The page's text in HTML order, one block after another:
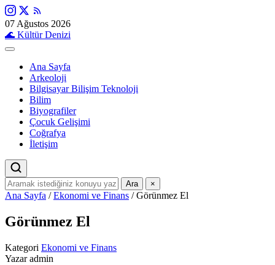
07 Ağustos 2026
🌊 Kültür Denizi
Ana Sayfa
Arkeoloji
Bilgisayar Bilişim Teknoloji
Bilim
Biyografiler
Çocuk Gelişimi
Coğrafya
İletişim
Ara ×
Ana Sayfa / Ekonomi ve Finans / Görünmez El
Görünmez El
Kategori Ekonomi ve Finans
Yazar admin